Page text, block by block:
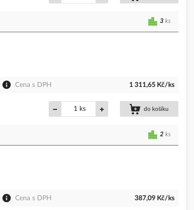
3 ks
Cena s DPH 1 311,65 Kč/ks
ks do košíku
2 ks
Cena s DPH 387,09 Kč/ks